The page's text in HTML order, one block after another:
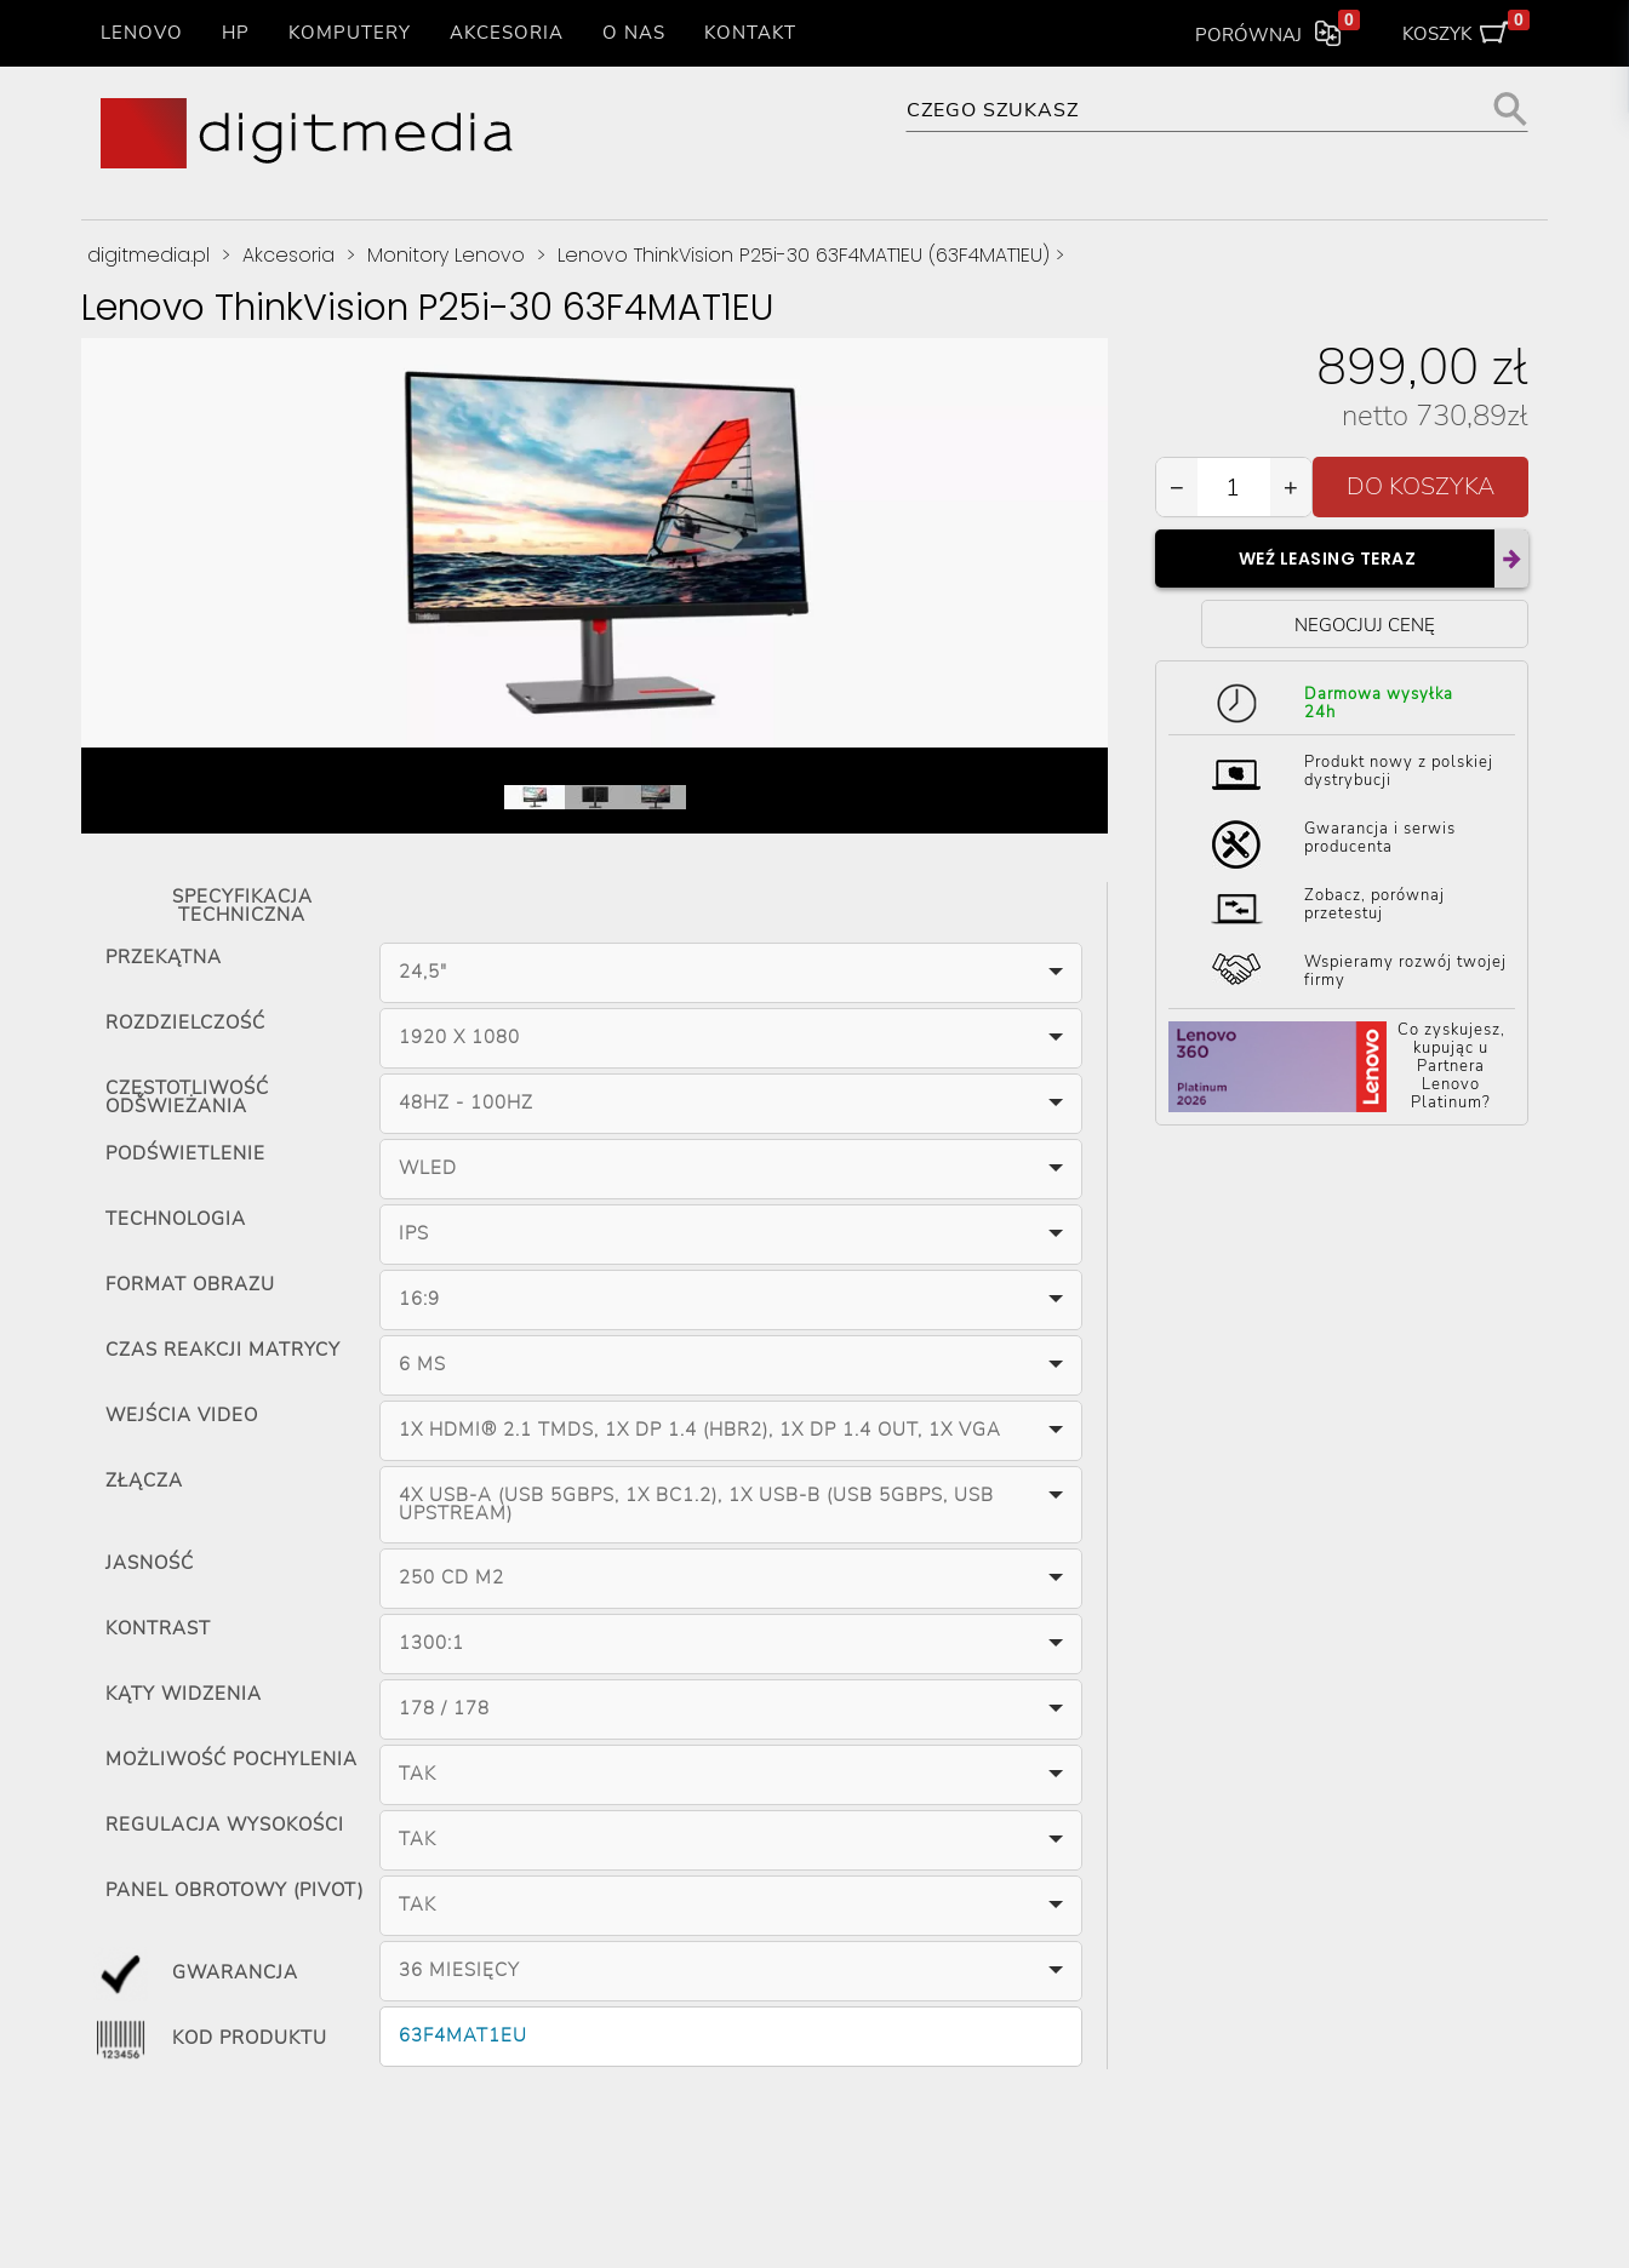
LENOVO HP KOMPUTERY AKCESORIA O NAS KONTAKT PORÓWNAJ
0
KOSZYK
0
digitmedia.pl > Akcesoria > Monitory Lenovo > Lenovo ThinkVision P25i-30 63F4MAT1EU (63F4MAT1EU) >
Lenovo ThinkVision P25i-30 63F4MAT1EU
899,00 zł
netto 730,89zł
− +
WEŹ LEASING TERAZ
NEGOCJUJ CENĘ
Darmowa wysyłka
24h
Produkt nowy z polskiej
dystrybucji
Gwarancja i serwis
producenta
Zobacz, porównaj
przetestuj
Wspieramy rozwój twojej
firmy
Co zyskujesz,
kupując u
Partnera
Lenovo
Platinum?
SPECYFIKACJA
TECHNICZNA
PRZEKĄTNA
24,5"
ROZDZIELCZOŚĆ
1920 X 1080
CZĘSTOTLIWOŚĆ
ODŚWIEŻANIA 48HZ - 100HZ
PODŚWIETLENIE
WLED
TECHNOLOGIA
IPS
FORMAT OBRAZU
16:9
CZAS REAKCJI MATRYCY
6 MS
WEJŚCIA VIDEO
1X HDMI® 2.1 TMDS, 1X DP 1.4 (HBR2), 1X DP 1.4 OUT, 1X VGA
ZŁĄCZA
4X USB-A (USB 5GBPS, 1X BC1.2), 1X USB-B (USB 5GBPS, USB
UPSTREAM)
JASNOŚĆ
250 CD M2
KONTRAST
1300:1
KĄTY WIDZENIA
178 / 178
MOŻLIWOŚĆ POCHYLENIA
TAK
REGULACJA WYSOKOŚCI
TAK
PANEL OBROTOWY (PIVOT)
TAK
GWARANCJA 36 MIESIĘCY
KOD PRODUKTU 63F4MAT1EU